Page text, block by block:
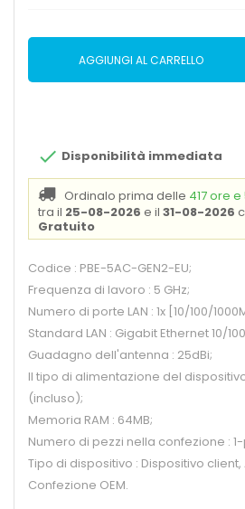
AGGIUNGI AL CARRELLO
 Disponibilità immediata
Ordinalo prima delle 417 ore
tra il 25-08-2026 e il 31-08-2026
Gratuito
Codice : PBE-5AC-GEN2-EU;
Frequenza di lavoro : 5 GHz;
Numero di porte LAN : 1x [10/100/
Standard LAN : Gigabit Ethernet 10/
Guadagno dell'antenna : 25dBi;
Il tipo di alimentazione del
(incluso);
Memoria RAM : 64MB;
Numero di pezzi nella confezione :
Tipo di dispositivo : Dispositivo
Confezione OEM.